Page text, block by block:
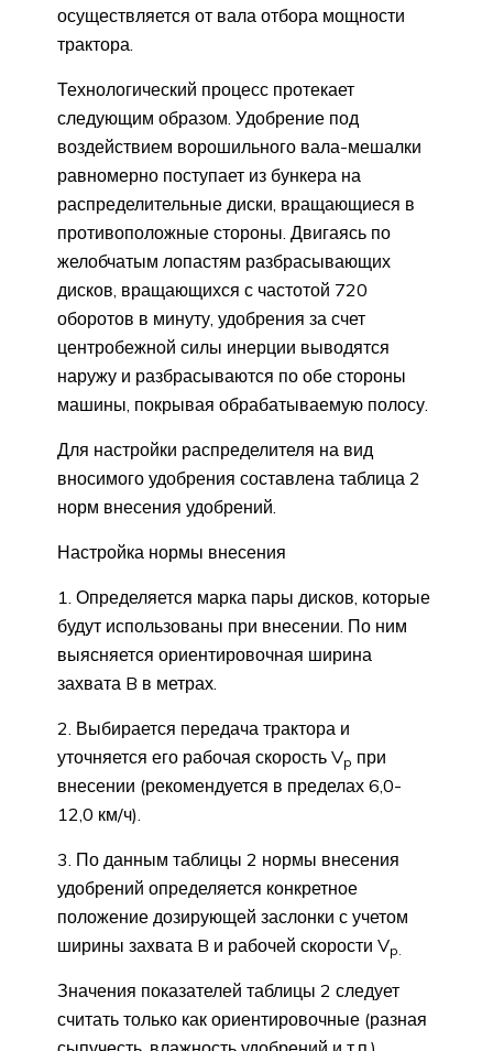
осуществляется от вала отбора мощности
трактора.
Технологический процесс протекает
следующим образом. Удобрение под
воздействием ворошильного вала-мешалки
равномерно поступает из бункера на
распределительные диски, вращающиеся в
противоположные стороны. Двигаясь по
желобчатым лопастям разбрасывающих
дисков, вращающихся с частотой 720
оборотов в минуту, удобрения за счет
центробежной силы инерции выводятся
наружу и разбрасываются по обе стороны
машины, покрывая обрабатываемую полосу.
Для настройки распределителя на вид
вносимого удобрения составлена таблица 2
норм внесения удобрений.
Настройка нормы внесения
1. Определяется марка пары дисков, которые
будут использованы при внесении. По ним
выясняется ориентировочная ширина
захвата B в метрах.
2. Выбирается передача трактора и
уточняется его рабочая скорость Vp при
внесении (рекомендуется в пределах 6,0-
12,0 км/ч).
3. По данным таблицы 2 нормы внесения
удобрений определяется конкретное
положение дозирующей заслонки с учетом
ширины захвата B и рабочей скорости Vp.
Значения показателей таблицы 2 следует
считать только как ориентировочные (разная